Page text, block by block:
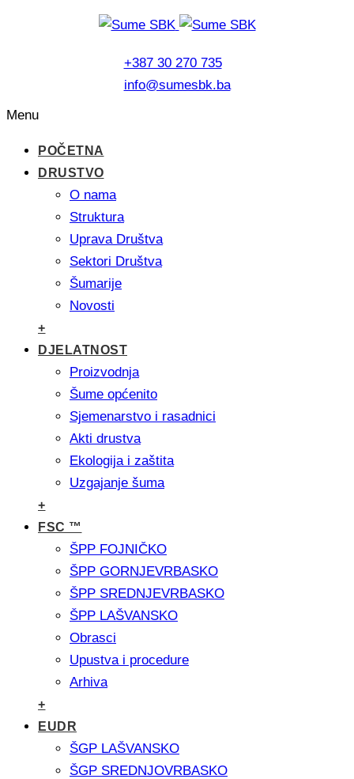
+387 30 270 735
info@sumesbk.ba
Menu
POČETNA
DRUSTVO
O nama
Struktura
Uprava Društva
Sektori Društva
Šumarije
Novosti
+
DJELATNOST
Proizvodnja
Šume općenito
Sjemenarstvo i rasadnici
Akti drustva
Ekologija i zaštita
Uzgajanje šuma
+
FSC ™
ŠPP FOJNIČKO
ŠPP GORNJEVRBASKO
ŠPP SREDNJEVRBASKO
ŠPP LAŠVANSKO
Obrasci
Upustva i procedure
Arhiva
+
EUDR
ŠGP LAŠVANSKO
ŠGP SREDNJOVRBASKO